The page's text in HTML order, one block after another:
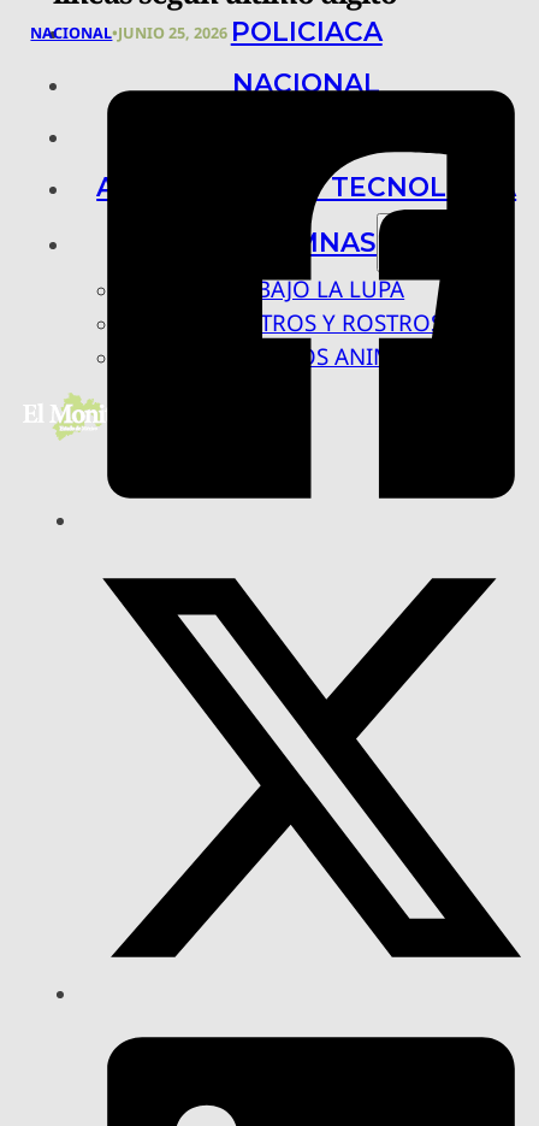
POLICIACA
NACIONAL
ARTE, CIENCIA Y TECNOLOGÍA
COLUMNAS
BAJO LA LUPA
RASTROS Y ROSTROS
VÍNCULOS ANIMALES
NACIONAL•JUNIO 25, 2026